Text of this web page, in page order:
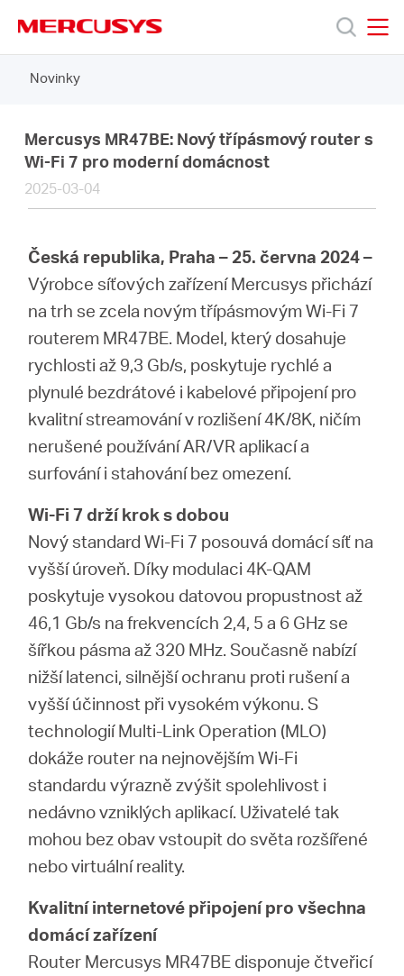
navigation
Produkty
Podpora
Republic
Czech
Novinky
Mercusys MR47BE: Nový třípásmový router s
Wi-Fi 7 pro moderní domácnost
2025-03-04
Česká republika, Praha – 25. června 2024 –
Výrobce síťových zařízení Mercusys přichází
na trh se zcela novým třípásmovým Wi-Fi 7
routerem MR47BE. Model, který dosahuje
rychlosti až 9,3 Gb/s, poskytuje rychlé a
plynulé bezdrátové i kabelové připojení pro
kvalitní streamování v rozlišení 4K/8K, ničím
nerušené používání AR/VR aplikací a
surfování i stahování bez omezení.
Wi-Fi 7 drží krok s dobou
Nový standard Wi-Fi 7 posouvá domácí síť na
vyšší úroveň. Díky modulaci 4K-QAM
poskytuje vysokou datovou propustnost až
46,1 Gb/s na frekvencích 2,4, 5 a 6 GHz se
šířkou pásma až 320 MHz. Současně nabízí
nižší latenci, silnější ochranu proti rušení a
vyšší účinnost při vysokém výkonu. S
technologií Multi-Link Operation (MLO)
dokáže router na nejnovějším Wi-Fi
standardu výrazně zvýšit spolehlivost i
nedávno vzniklých aplikací. Uživatelé tak
mohou bez obav vstoupit do světa rozšířené
nebo virtuální reality.
Kvalitní internetové připojení pro všechna
domácí zařízení
Router Mercusys MR47BE disponuje čtveřicí